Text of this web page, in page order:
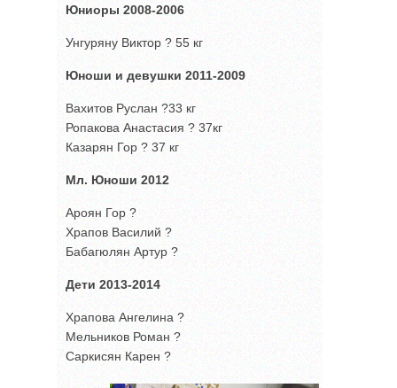
Юниоры 2008-2006
Унгуряну Виктор ? 55 кг
Юноши и девушки 2011-2009
Вахитов Руслан ?33 кг
Ропакова Анастасия ? 37кг
Казарян Гор ? 37 кг
Мл. Юноши 2012
Ароян Гор ?
Храпов Василий ?
Бабагюлян Артур ?
Дети 2013-2014
Храпова Ангелина ?
Мельников Роман ?
Саркисян Карен ?